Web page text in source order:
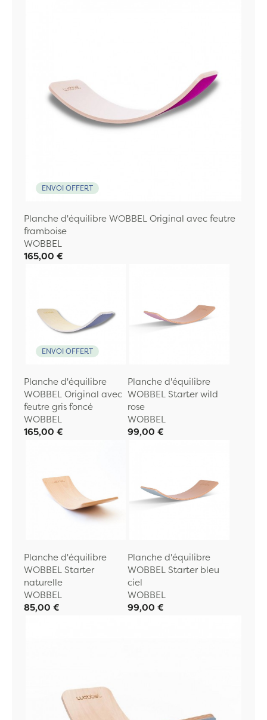
ENVOI OFFERT
Planche d'équilibre WOBBEL Original avec feutre
framboise
WOBBEL
165,00 €
ENVOI OFFERT
Planche d'équilibre
WOBBEL Original avec
feutre gris foncé
WOBBEL
165,00 €
Planche d'équilibre
WOBBEL Starter wild
rose
WOBBEL
99,00 €
Planche d'équilibre
WOBBEL Starter
naturelle
WOBBEL
85,00 €
Planche d'équilibre
WOBBEL Starter bleu
ciel
WOBBEL
99,00 €